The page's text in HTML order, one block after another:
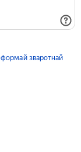
формай зваротнай